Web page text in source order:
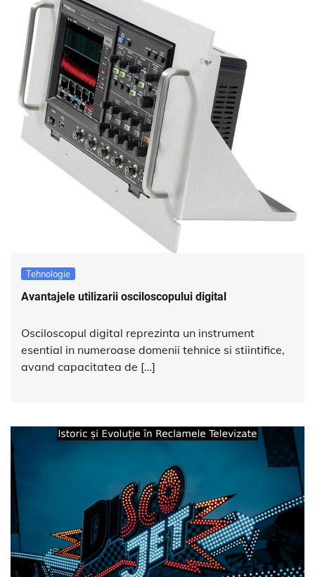
Tehnologie
Avantajele utilizarii osciloscopului digital
Osciloscopul digital reprezinta un instrument
esential in numeroase domenii tehnice si stiintifice,
avand capacitatea de […]